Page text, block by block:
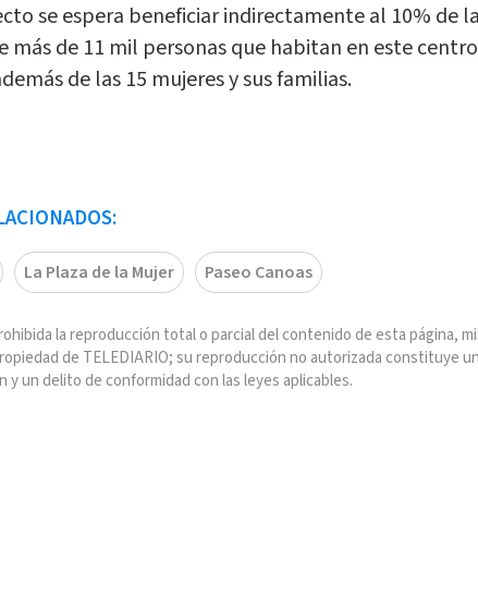
se espera beneficiar indirectamente al 10% de la
más de 11 mil personas que habitan en este
de las 15 mujeres y sus familias.
La Plaza de la Mujer Paseo Canoas
la reproducción total o parcial del contenido de esta página,
de TELEDIARIO; su reproducción no autorizada constituye
y un delito de conformidad con las leyes aplicables.